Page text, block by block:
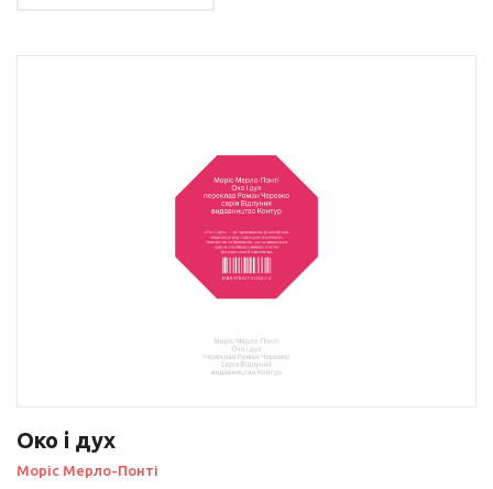
Око і дух
Моріс Мерло-Понті